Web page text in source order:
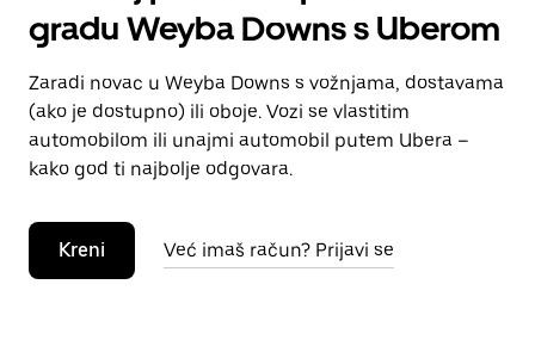
gradu Weyba Downs s Uberom
Zaradi novac u Weyba Downs s vožnjama, dostavama
(ako je dostupno) ili oboje. Vozi se vlastitim
automobilom ili unajmi automobil putem Ubera –
kako god ti najbolje odgovara.
Kreni Već imaš račun? Prijavi se